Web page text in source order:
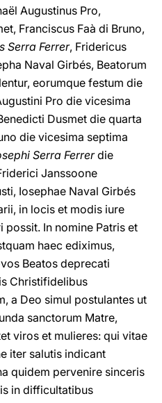
Augustinus Pro,
Franciscus Faà di Bruno,
Serra Ferrer, Fridericus
Naval Girbés, Beatorum
eorumque festum die
Pro die vicesima
Dusmet die quarta
die vicesima septima
Serra Ferrerdie
Janssoone
Iosephae Naval Girbés
in locis et modis iure
In nomine Patris et
haec ediximus,
Beatos deprecati
Christifidelibus
a Deo simul postulantes ut
sanctorum Matre,
viros et mulieres: qui vitae
iter salutis indicant
quidem pervenire sinceris
in difficultatibus